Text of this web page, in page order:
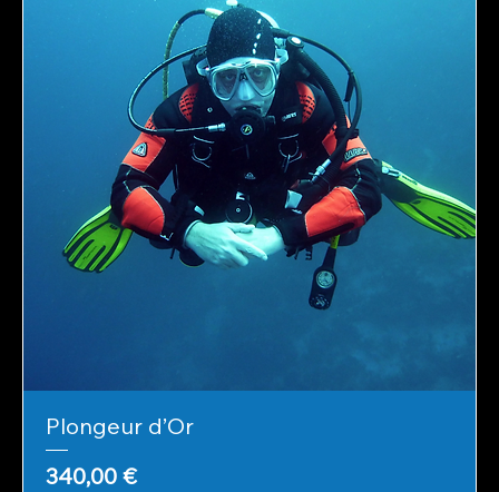
Plongeur d’Or
Prix
340,00 €